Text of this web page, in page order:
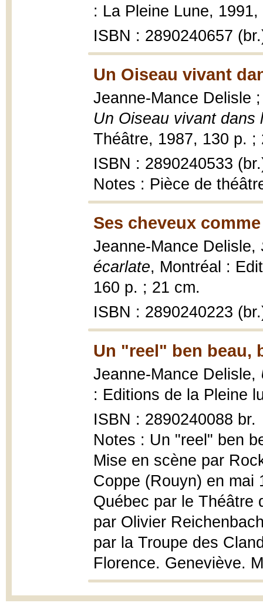
: La Pleine Lune,
ISBN : 2890240657
Un Oiseau vivant
Jeanne-Mance Delisle
Un Oiseau vivant dans
Théâtre, 1987, 130 p. ;
ISBN : 2890240533
Notes : Pièce de
Ses cheveux
Jeanne-Mance Delisle,
écarlate, Montréal :
160 p. ; 21 cm.
ISBN : 2890240223
Un "reel" ben beau,
Jeanne-Mance Delisle,
: Editions de la Pleine
ISBN : 2890240088 br.
Notes : Un "reel" ben
Mise en scène par
Coppe (Rouyn) en mai
Québec par le Théâtre
par Olivier
par la Troupe des
Florence. Geneviève.